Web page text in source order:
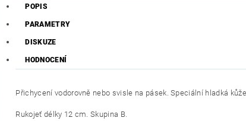
POPIS
PARAMETRY
DISKUZE
HODNOCENÍ
Přichycení vodorovně nebo svisle na pásek. Speciální hladká
Rukojeť délky 12 cm. Skupina B.